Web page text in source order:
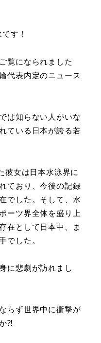
す！
覧になられました
代表内定のニュース
は知らない人がいな
ている日本が誇る若
彼女は日本水泳界に
ており、今後の記録
でした。そして、水
ーツ界全体を盛り上
在として日本中、ま
でした。
に悲劇が訪れまし
らず世界中に衝撃が
⁈